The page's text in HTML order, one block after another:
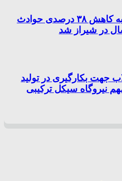
فرهنگ سازی منجر به کاهش ۳۸ درصدی حوادث
در شیراز شد
جهت بکارگیری در تولید
نیروگاه سیکل ترکیبی